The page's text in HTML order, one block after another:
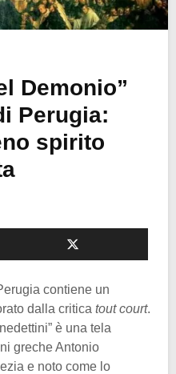
Demonio”
Perugia:
spirito
contiene un
dalla critica tout court.
è una tela
greche Antonio
e noto come lo